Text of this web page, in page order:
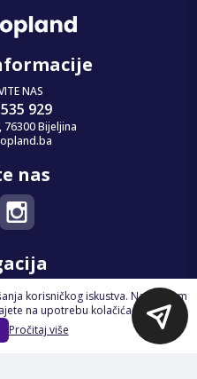
NAS
929
76300 Bijeljina
nas
korisničkog iskustva. Nastavkom
na upotrebu kolačića.
Pročitaj više